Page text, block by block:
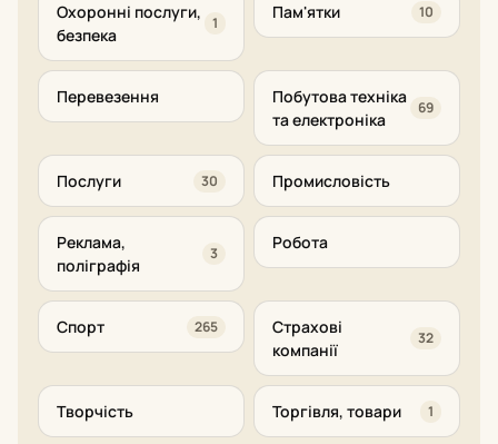
Охоронні послуги,
безпека
1
Пам'ятки 10
Перевезення
Побутова техніка
та електроніка
69
Послуги 30 Промисловість
Реклама,
поліграфія
3
Робота
Спорт 265
Страхові
компанії
32
Творчість Торгівля, товари 1